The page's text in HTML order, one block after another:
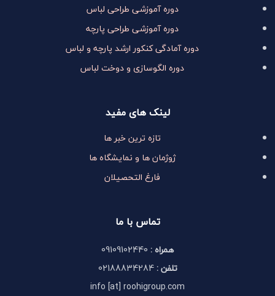
دوره آموزشی طراحی لباس
دوره آموزشی طراحی پارچه
دوره آمادگی کنکور ارشد پارچه و لباس
دوره الگوسازی و دوخت لباس
لینک های مفید
تازه ترین خبر ها
ژوژمان ها و نمایشگاه ها
فارغ التحصیلان
تماس با ما
همراه :
تلفن : 02188834284
info [at] roohigroup.com